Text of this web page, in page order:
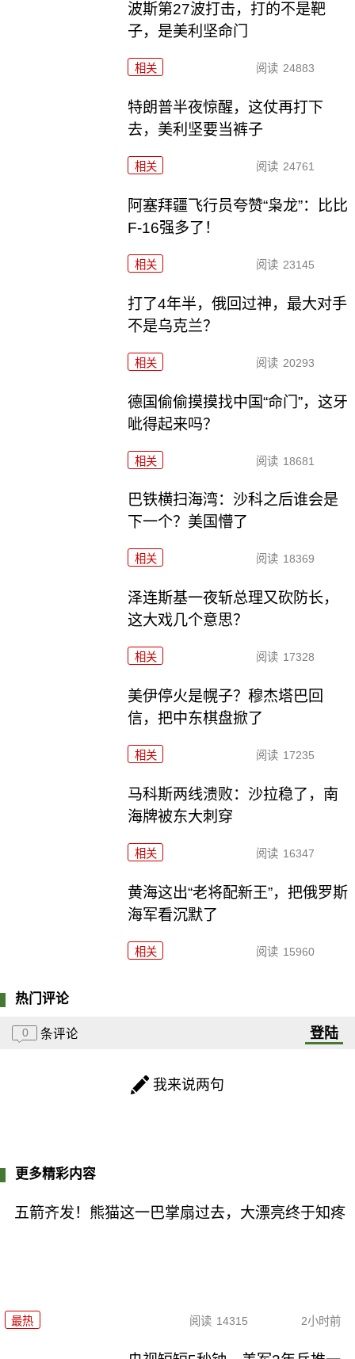
波斯第27波打击，打的不是靶
子，是美利坚命门
相关 阅读 24883
特朗普半夜惊醒，这仗再打下
去，美利坚要当裤子
相关 阅读 24761
阿塞拜疆飞行员夸赞“枭龙”：比比
F-16强多了！
相关 阅读 23145
打了4年半，俄回过神，最大对手
不是乌克兰？
相关 阅读 20293
德国偷偷摸摸找中国“命门”，这牙
呲得起来吗？
相关 阅读 18681
巴铁横扫海湾：沙科之后谁会是
下一个？美国懵了
相关 阅读 18369
泽连斯基一夜斩总理又砍防长，
这大戏几个意思？
相关 阅读 17328
美伊停火是幌子？穆杰塔巴回
信，把中东棋盘掀了
相关 阅读 17235
马科斯两线溃败：沙拉稳了，南
海牌被东大刺穿
相关 阅读 16347
黄海这出“老将配新王”，把俄罗斯
海军看沉默了
相关 阅读 15960
热门评论
0 条评论 登陆
我来说两句
更多精彩内容
五箭齐发！熊猫这一巴掌扇过去，大漂亮终于知疼
最热 阅读 14315 2小时前